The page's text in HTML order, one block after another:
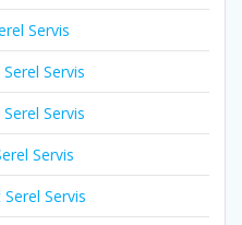
Servis
Servis
Servis
Servis
Servis